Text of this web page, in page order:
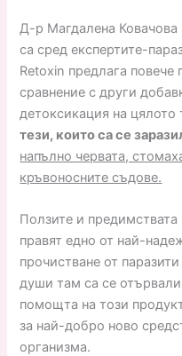
Д-р Магдалена
са сред експертите-
Retoxin предлага
сравнение с други
детоксикация на
тези, които са се
напълно червата,
кръвоносните съдове.
Ползите и предимствата
правят едно от най-
прочистване от
души там са се
помощта на този
за най-добро ново
организма.